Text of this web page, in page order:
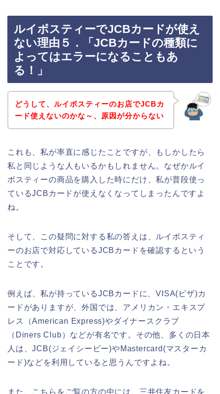
ルイボスティーでJCBカードが使え
ない理由５．「JCBカードの種類に
よってはエラーになることもあ
る！」
どうして、ルイボスティーのお店でJCBカ
ード使えないのかな～、原因が分からない
これも、私が率直に感じたことですが、もしかしたら
私と同じような人もいるかもしれません。なぜかルイ
ボスティーの商品を購入した時にだけ、私が普段使っ
ているJCBカードが使えなくなってしまったんですよ
ね。
そして、この疑問に対する私の答えは、ルイボスティ
ーのお店で対応しているJCBカードを確認するという
ことです。
例えば、私が持っているJCBカードに、VISA(ビザ)カ
ードがありますが、外国では、アメリカン・エキスプ
レス（American Express)やダイナースクラブ
（Diners Club）などが有名です。その他、多くの日本
人は、JCB(ジェイシービー)やMastercard(マスターカ
ード)などを利用していると思うんですよね。
また、こちらをご覧の方の中には、三井住友カードを